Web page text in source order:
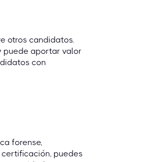
otros candidatos.
puede aportar valor
con
forense,
puedes